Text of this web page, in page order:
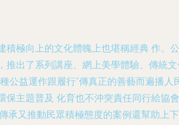
積極向上的文化體魄上也堪稱經典 作。
推出了系列講座、網上美學體驗、傳統
公益運作跟履行“傳真正的善藝而遍播
保主題普及 化育也不沖突責任同行給
承又推動民眾積極態度的案例還幫助